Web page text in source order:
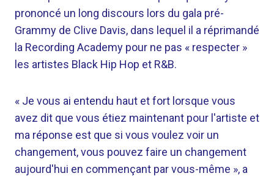
prononcé un long discours lors du gala pré-
Grammy de Clive Davis, dans lequel il a réprimandé
la Recording Academy pour ne pas « respecter »
les artistes Black Hip Hop et R&B.
« Je vous ai entendu haut et fort lorsque vous
avez dit que vous étiez maintenant pour l'artiste et
ma réponse est que si vous voulez voir un
changement, vous pouvez faire un changement
aujourd'hui en commençant par vous-même », a